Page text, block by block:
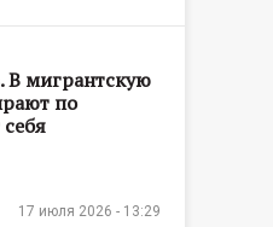
В мигрантскую
по
17 июля 2026 - 13:29